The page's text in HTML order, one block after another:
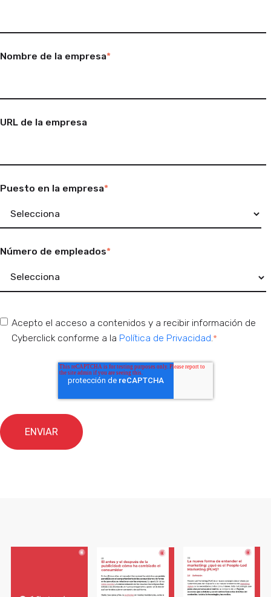
Nombre de la empresa*
URL de la empresa
Puesto en la empresa*
Número de empleados*
Acepto el acceso a contenidos y a recibir información de
Cyberclick conforme a la Política de Privacidad *